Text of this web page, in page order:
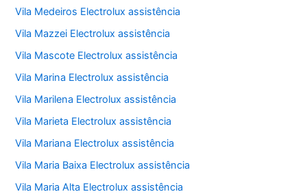
Vila Medeiros Electrolux assistência
Vila Mazzei Electrolux assistência
Vila Mascote Electrolux assistência
Vila Marina Electrolux assistência
Vila Marilena Electrolux assistência
Vila Marieta Electrolux assistência
Vila Mariana Electrolux assistência
Vila Maria Baixa Electrolux assistência
Vila Maria Alta Electrolux assistência